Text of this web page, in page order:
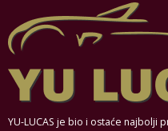
YU-LUCAS je bio i ostaće najbolji